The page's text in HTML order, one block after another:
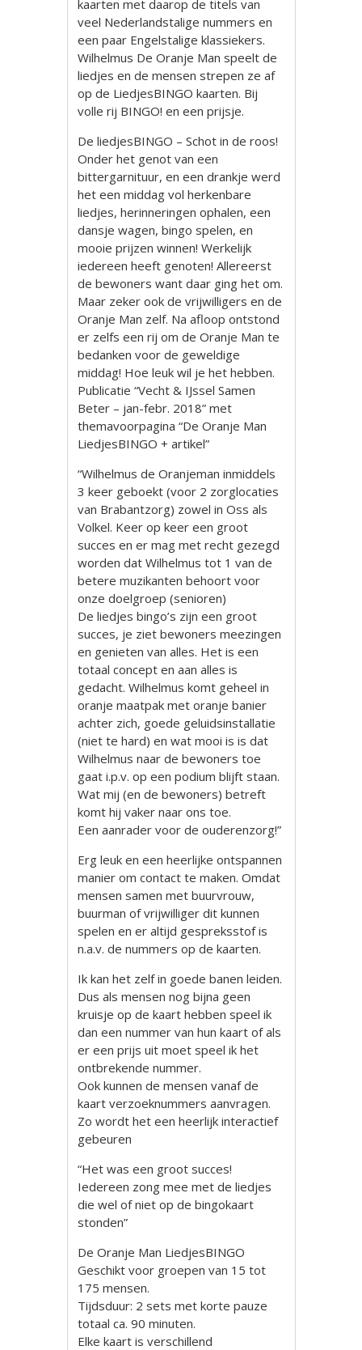
kaarten met daarop de titels van
veel Nederlandstalige nummers en
een paar Engelstalige klassiekers.
Wilhelmus De Oranje Man speelt de
liedjes en de mensen strepen ze af
op de LiedjesBINGO kaarten. Bij
volle rij BINGO! en een prijsje.
De liedjesBINGO – Schot in de roos!
Onder het genot van een
bittergarnituur, en een drankje werd
het een middag vol herkenbare
liedjes, herinneringen ophalen, een
dansje wagen, bingo spelen, en
mooie prijzen winnen! Werkelijk
iedereen heeft genoten! Allereerst
de bewoners want daar ging het om.
Maar zeker ook de vrijwilligers en de
Oranje Man zelf. Na afloop ontstond
er zelfs een rij om de Oranje Man te
bedanken voor de geweldige
middag! Hoe leuk wil je het hebben.
Publicatie “Vecht & IJssel Samen
Beter – jan-febr. 2018” met
themavoorpagina “De Oranje Man
LiedjesBINGO + artikel”
“Wilhelmus de Oranjeman inmiddels
3 keer geboekt (voor 2 zorglocaties
van Brabantzorg) zowel in Oss als
Volkel. Keer op keer een groot
succes en er mag met recht gezegd
worden dat Wilhelmus tot 1 van de
betere muzikanten behoort voor
onze doelgroep (senioren)
De liedjes bingo’s zijn een groot
succes, je ziet bewoners meezingen
en genieten van alles. Het is een
totaal concept en aan alles is
gedacht. Wilhelmus komt geheel in
oranje maatpak met oranje banier
achter zich, goede geluidsinstallatie
(niet te hard) en wat mooi is is dat
Wilhelmus naar de bewoners toe
gaat i.p.v. op een podium blijft staan.
Wat mij (en de bewoners) betreft
komt hij vaker naar ons toe.
Een aanrader voor de ouderenzorg!”
Erg leuk en een heerlijke ontspannen
manier om contact te maken. Omdat
mensen samen met buurvrouw,
buurman of vrijwilliger dit kunnen
spelen en er altijd gespreksstof is
n.a.v. de nummers op de kaarten.
Ik kan het zelf in goede banen leiden.
Dus als mensen nog bijna geen
kruisje op de kaart hebben speel ik
dan een nummer van hun kaart of als
er een prijs uit moet speel ik het
ontbrekende nummer.
Ook kunnen de mensen vanaf de
kaart verzoeknummers aanvragen.
Zo wordt het een heerlijk interactief
gebeuren
“Het was een groot succes!
Iedereen zong mee met de liedjes
die wel of niet op de bingokaart
stonden”
De Oranje Man LiedjesBINGO
Geschikt voor groepen van 15 tot
175 mensen.
Tijdsduur: 2 sets met korte pauze
totaal ca. 90 minuten.
Elke kaart is verschillend